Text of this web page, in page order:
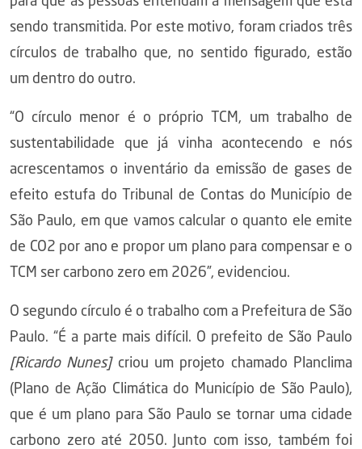
sendo transmitida. Por este motivo, foram criados três
círculos de trabalho que, no sentido figurado, estão
um dentro do outro.
“O círculo menor é o próprio TCM, um trabalho de
sustentabilidade que já vinha acontecendo e nós
acrescentamos o inventário da emissão de gases de
efeito estufa do Tribunal de Contas do Município de
São Paulo, em que vamos calcular o quanto ele emite
de CO2 por ano e propor um plano para compensar e o
TCM ser carbono zero em 2026”, evidenciou.
O segundo círculo é o trabalho com a Prefeitura de São
Paulo. “É a parte mais difícil. O prefeito de São Paulo
[Ricardo Nunes] criou um projeto chamado Planclima
(Plano de Ação Climática do Município de São Paulo),
que é um plano para São Paulo se tornar uma cidade
carbono zero até 2050. Junto com isso, também foi